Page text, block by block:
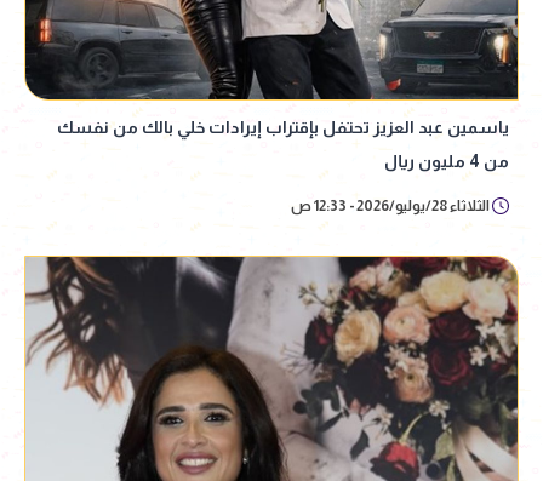
ياسمين عبد العزيز تحتفل بإقتراب إيرادات خلي بالك من نفسك
من 4 مليون ريال
الثلاثاء 28/يوليو/2026 - 12:33 ص